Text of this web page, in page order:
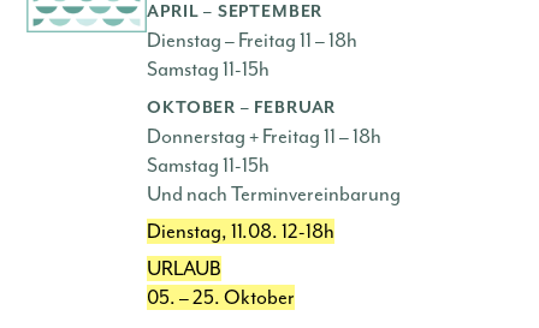
APRIL – SEPTEMBER
Dienstag – Freitag 11 – 18h
Samstag 11-15h
OKTOBER – FEBRUAR
Donnerstag + Freitag 11 – 18h
Samstag 11-15h
Und nach Terminvereinbarung
Dienstag, 11.08. 12-18h
URLAUB
05. – 25. Oktober